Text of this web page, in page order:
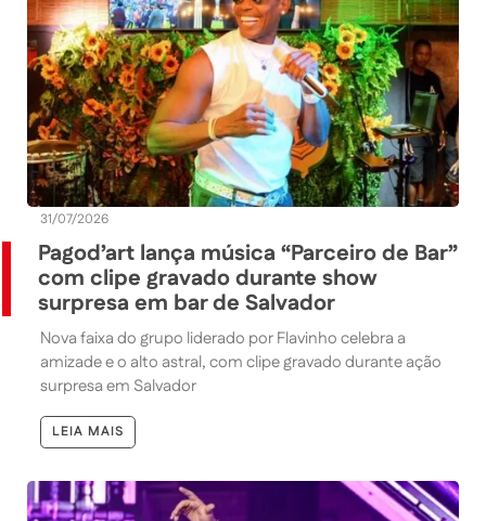
31/07/2026
Pagod’art lança música “Parceiro de Bar”
com clipe gravado durante show
surpresa em bar de Salvador
Nova faixa do grupo liderado por Flavinho celebra a
amizade e o alto astral, com clipe gravado durante ação
surpresa em Salvador
LEIA MAIS